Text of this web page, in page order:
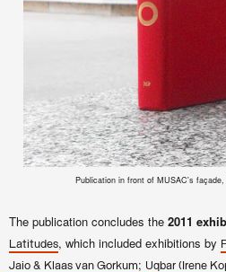
Publication in front of MUSAC's
The publication concludes the 2011
Latitudes, which included exhibitions by
Jaio & Klaas van Gorkum; Uqbar (Irene